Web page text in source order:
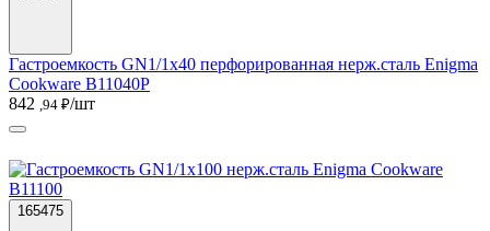
Гастроемкость GN1/1х40 перфорированная нерж.сталь Enigma
Cookware B11040P
842 ,94 ₽/шт
165475